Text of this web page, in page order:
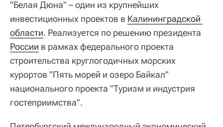
"Белая Дюна" – один из крупнейших
инвестиционных проектов в Калининградской
области. Реализуется по решению президента
России в рамках федерального проекта
строительства круглогодичных морских
курортов "Пять морей и озеро Байкал"
национального проекта "Туризм и индустрия
гостеприимства".